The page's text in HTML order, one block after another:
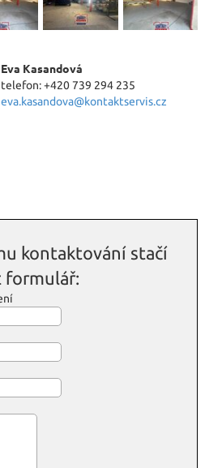
Eva Kasandová
telefon: +420 739 294 235
eva.kasandova@kontaktservis.cz
kontaktování stačí
formulář: